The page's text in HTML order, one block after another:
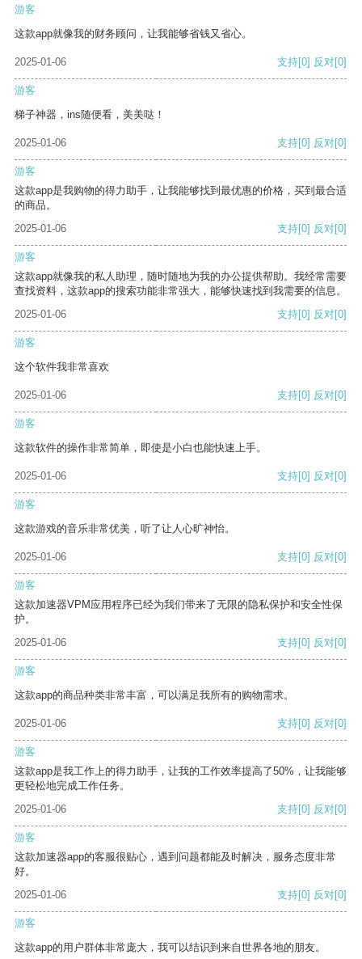
游客
这款app就像我的财务顾问，让我能够省钱又省心。
2025-01-06 支持[0] 反对[0]
游客
梯子神器，ins随便看，美美哒！
2025-01-06 支持[0] 反对[0]
游客
这款app是我购物的得力助手，让我能够找到最优惠的价格，买到最合适
的商品。
2025-01-06
支持[0] 反对[0]
游客
这款app就像我的私人助理，随时随地为我的办公提供帮助。我经常需要
查找资料，这款app的搜索功能非常强大，能够快速找到我需要的信息。
2025-01-06
支持[0] 反对[0]
游客
这个软件我非常喜欢
2025-01-06 支持[0] 反对[0]
游客
这款软件的操作非常简单，即使是小白也能快速上手。
2025-01-06 支持[0] 反对[0]
游客
这款游戏的音乐非常优美，听了让人心旷神怡。
2025-01-06 支持[0] 反对[0]
游客
这款加速器VPM应用程序已经为我们带来了无限的隐私保护和安全性保
护。
2025-01-06
支持[0] 反对[0]
游客
这款app的商品种类非常丰富，可以满足我所有的购物需求。
2025-01-06 支持[0] 反对[0]
游客
这款app是我工作上的得力助手，让我的工作效率提高了50%，让我能够
更轻松地完成工作任务。
2025-01-06
支持[0] 反对[0]
游客
这款加速器app的客服很贴心，遇到问题都能及时解决，服务态度非常
好。
2025-01-06
支持[0] 反对[0]
游客
这款app的用户群体非常庞大，我可以结识到来自世界各地的朋友。